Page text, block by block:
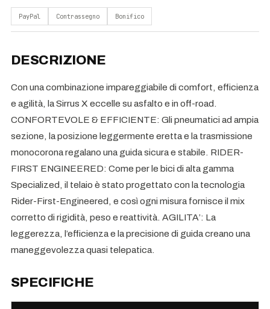
PayPal Contrassegno Bonifico
DESCRIZIONE
Con una combinazione impareggiabile di comfort, efficienza
e agilità, la Sirrus X eccelle su asfalto e in off-road.
CONFORTEVOLE & EFFICIENTE: Gli pneumatici ad ampia
sezione, la posizione leggermente eretta e la trasmissione
monocorona regalano una guida sicura e stabile. RIDER-
FIRST ENGINEERED: Come per le bici di alta gamma
Specialized, il telaio è stato progettato con la tecnologia
Rider-First-Engineered, e così ogni misura fornisce il mix
corretto di rigidità, peso e reattività. AGILITA’: La
leggerezza, l’efficienza e la precisione di guida creano una
maneggevolezza quasi telepatica.
SPECIFICHE